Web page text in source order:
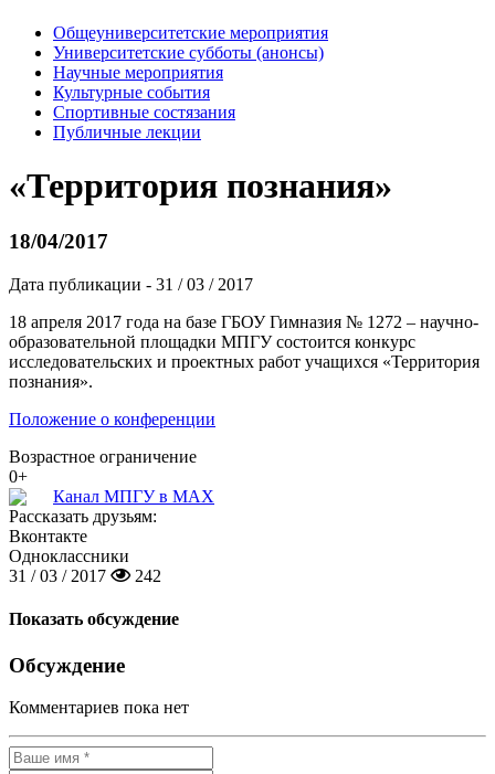
Общеуниверситетские мероприятия
Университетские субботы (анонсы)
Научные мероприятия
Культурные события
Спортивные состязания
Публичные лекции
«Территория познания»
18/04/2017
Дата публикации - 31 / 03 / 2017
18 апреля 2017 года на базе ГБОУ Гимназия № 1272 – научно-
образовательной площадки МПГУ состоится конкурс
исследовательских и проектных работ учащихся «Территория
познания».
Положение о конференции
Возрастное ограничение
0+
Канал МПГУ в MAX
Рассказать друзьям:
Вконтакте
Одноклассники
31 / 03 / 2017
242
Показать обсуждение
Обсуждение
Комментариев пока нет